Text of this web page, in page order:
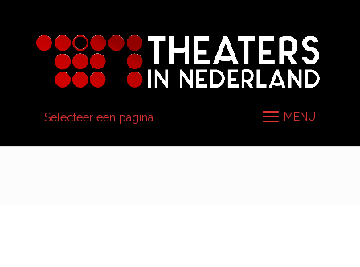
Selecteer een pagina